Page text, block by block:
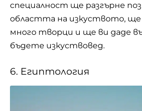
специалност ще разгърне
областта на изкуството,
много творци и ще ви даде
бъдете изкуствовед.
6. Египтология